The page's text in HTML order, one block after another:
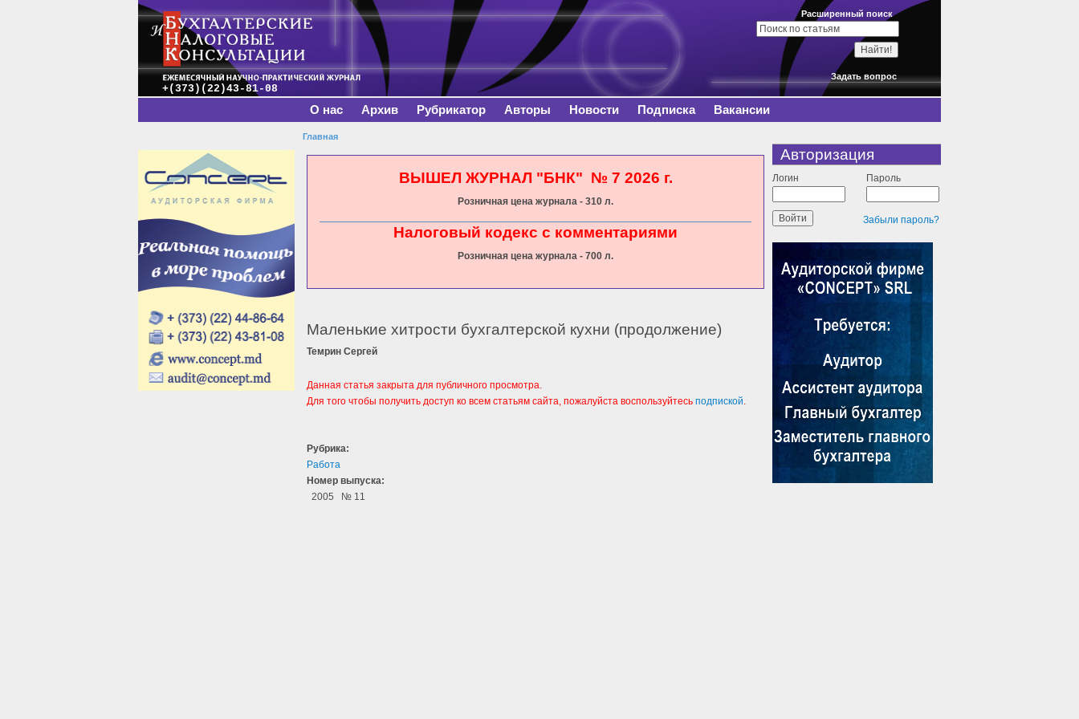
содержанию
+(373)(22)43-81-08
Расширенный поиск
Задать вопрос
Главное меню
О нас Архив Рубрикатор Авторы Новости Подписка Вакансии
Вы здесь
Главная
ВЫШЕЛ ЖУРНАЛ "БНК" № 7 2026 г.
Розничная цена журнала - 310 л.
Налоговый кодекс с комментариями
Розничная цена журнала - 700 л.
Маленькие хитрости бухгалтерской кухни (продолжение)
Темрин Сергей
Данная статья закрыта для публичного просмотра.
Для того чтобы получить доступ ко всем статьям сайта, пожалуйста воспользуйтесь подпиской.
Рубрика:
Работа
Номер выпуска:
2005
№ 11
Авторизация
Логин Пароль
Забыли пароль?